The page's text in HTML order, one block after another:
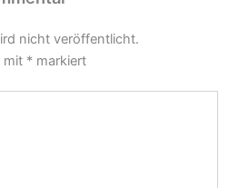
nicht veröffentlicht.
mit * markiert